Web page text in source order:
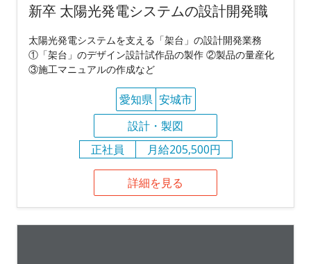
新卒 太陽光発電システムの設計開発職
太陽光発電システムを支える「架台」の設計開発業務
①「架台」のデザイン設計試作品の製作 ②製品の量産化
③施工マニュアルの作成など
愛知県 安城市
設計・製図
正社員
月給205,500円
詳細を見る